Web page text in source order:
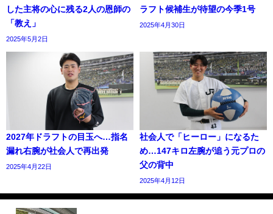
した主将の心に残る2人の恩師の
「教え」
2025年5月2日
ラフト候補生が待望の今季1号
2025年4月30日
2027年ドラフトの目玉へ…指名
漏れ右腕が社会人で再出発
2025年4月22日
社会人で「ヒーロー」になるた
め…147キロ左腕が追う元プロの
父の背中
2025年4月12日